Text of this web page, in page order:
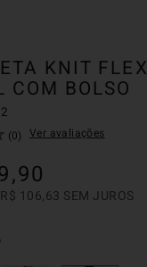
KNIT FLEX
COM BOLSO
(0) Ver avaliações
,90
R$ 106,63 SEM JUROS